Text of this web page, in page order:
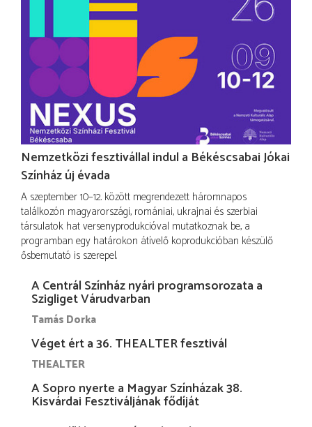
Nemzetközi fesztivállal indul a Békéscsabai Jókai
Színház új évada
A szeptember 10–12. között megrendezett háromnapos
találkozón magyarországi, romániai, ukrajnai és szerbiai
társulatok hat versenyprodukcióval mutatkoznak be, a
programban egy határokon átívelő koprodukcióban készülő
ősbemutató is szerepel.
A Centrál Színház nyári programsorozata a
Szigliget Várudvarban
Tamás Dorka
Véget ért a 36. THEALTER fesztivál
THEALTER
A Sopro nyerte a Magyar Színházak 38.
Kisvárdai Fesztiváljának fődíját